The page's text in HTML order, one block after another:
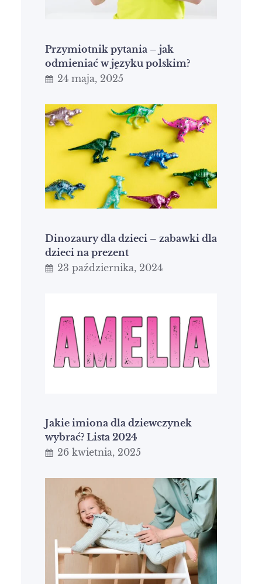
Przymiotnik pytania – jak
odmieniać w języku polskim?
24 maja, 2025
Dinozaury dla dzieci – zabawki dla
dzieci na prezent
23 października, 2024
Jakie imiona dla dziewczynek
wybrać? Lista 2024
26 kwietnia, 2025